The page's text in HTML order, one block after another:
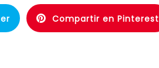
Compartir en Pinterest